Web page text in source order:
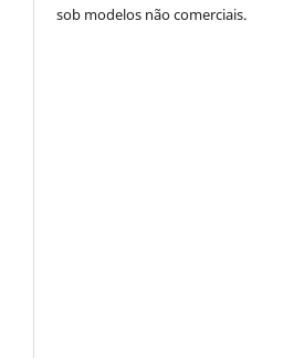
sob modelos não comerciais.